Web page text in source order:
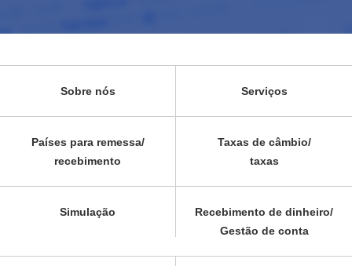
Sobre nós Serviços
Países para remessa/
recebimento
Taxas de câmbio/
taxas
Simulação
Recebimento de dinheiro/
Gestão de conta